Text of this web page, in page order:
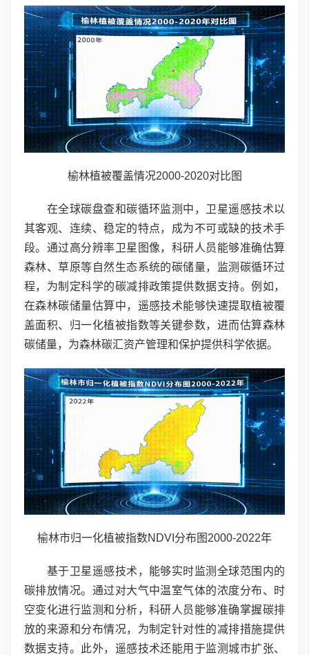
榆林植被覆盖情况2000-2020对比图
在全球碳盘查和碳循环监测中，卫星遥感技术以
其客观、连续、稳定的特点，成为不可或缺的技术手
段。通过高分辨率卫星图像，科研人员能够准确估算
森林、草原等自然生态系统的碳储量，监测碳循环过
程，为制定科学的碳减排政策提供数据支持。例如，
在森林碳储量估算中，遥感技术能够快速提取植被覆
盖面积、归一化植被指数等关键参数，进而估算森林
碳储量，为森林碳汇资产管理和保护提供科学依据。
榆林市归一化植被指数NDVI分布图2000-2022年
基于卫星遥感技术，能够实时监测全球范围内的
碳排放情况。通过对大气中温室气体的浓度分布、时
空变化进行监测和分析，科研人员能够准确掌握碳排
放的来源和分布情况，为制定针对性的减排措施提供
数据支持。此外，遥感技术还能用于监测城市扩张、